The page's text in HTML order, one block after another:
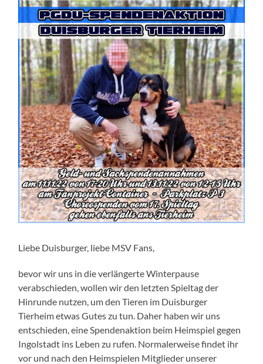
Liebe Duisburger, liebe MSV Fans,
bevor wir uns in die verlängerte Winterpause
verabschieden, wollen wir den letzten Spieltag der
Hinrunde nutzen, um den Tieren im Duisburger
Tierheim etwas Gutes zu tun. Daher haben wir uns
entschieden, eine Spendenaktion beim Heimspiel gegen
Ingolstadt ins Leben zu rufen. Normalerweise findet ihr
vor und nach den Heimspielen Mitglieder unserer